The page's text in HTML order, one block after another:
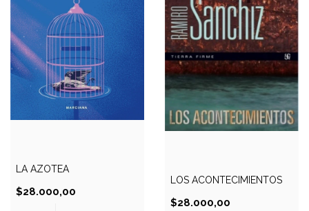
LA AZOTEA
$28.000,00
LOS ACONTECIMIENTOS
$28.000,00